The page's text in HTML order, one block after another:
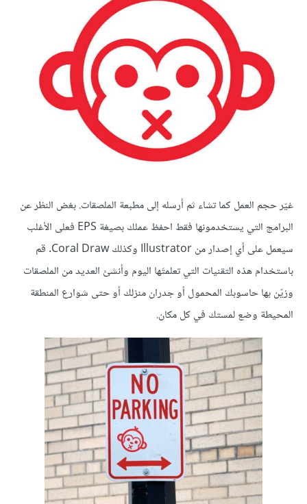
غيّر حجم العمل كما تشاء ثم أرسله إلى مطبعة الملصقات. بغض النظر عن
البرامج التي يستخدمونها فقط احفظ عملك بصيغة EPS فعلى الأغلب
سيعمل على أي إصدار من Illustrator وكذلك Coral Draw. قم
باستخدام هذه التقنيات التي تعلمتَها اليوم وأنشئ العديد من الملصقات
وزيّن بها حاسوبك المحمول أو جدران منزلك أو حتى شوارع المنطقة
المحيطة وضع لمستك في كل مكان.